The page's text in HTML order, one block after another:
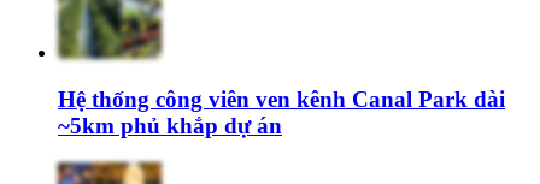
Hệ thống công viên ven kênh Canal Park dài
~5km phủ khắp dự án